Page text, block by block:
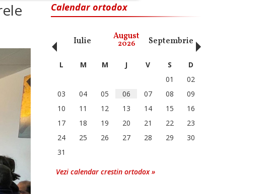
Calendar ortodox
Iulie August
2026 Septembrie Octombrie
‹ L M M J V S
D
01
02
03
04 05 06 07 08
09
10
11 12 13 14 15
16
17
18 19 20 21 22
23
24
25 26 27 28 29
30
31
Vezi calendar crestin ortodox »